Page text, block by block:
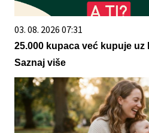
03. 08. 2026 07:31
25.000 kupaca već kupuje uz
Saznaj više